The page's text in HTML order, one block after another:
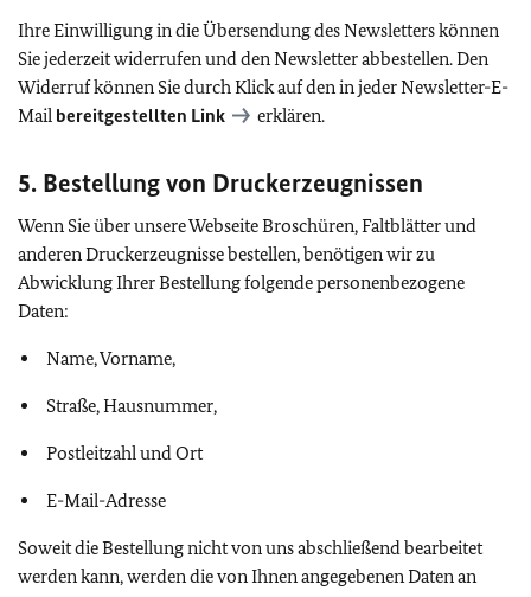
Ihre Einwilligung in die Übersendung des Newsletters können
Sie jederzeit widerrufen und den Newsletter abbestellen. Den
Widerruf können Sie durch Klick auf den in jeder Newsletter-E-
Mail bereitgestellten Link erklären.
5. Bestellung von Druckerzeugnissen
Wenn Sie über unsere Webseite Broschüren, Faltblätter und
anderen Druckerzeugnisse bestellen, benötigen wir zu
Abwicklung Ihrer Bestellung folgende personenbezogene
Daten:
Name, Vorname,
Straße, Hausnummer,
Postleitzahl und Ort
E-Mail-Adresse
Soweit die Bestellung nicht von uns abschließend bearbeitet
werden kann, werden die von Ihnen angegebenen Daten an